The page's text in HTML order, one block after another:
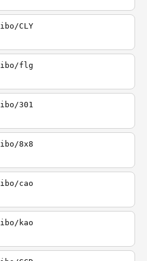
CLY
flg
301
8x8
cao
kao